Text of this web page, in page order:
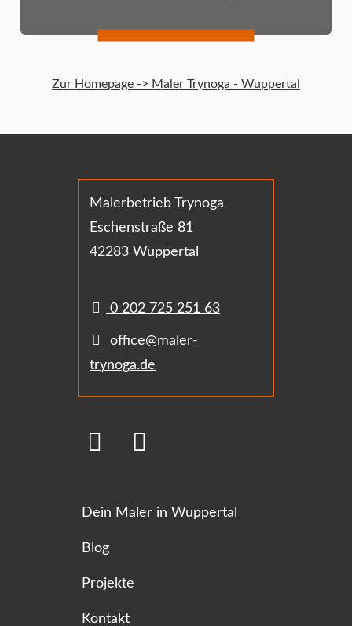
Zur Homepage -> Maler Trynoga - Wuppertal
Malerbetrieb Trynoga
Eschenstraße 81
42283 Wuppertal
0 202 725 251 63
office@maler-
trynoga.de
Dein Maler in Wuppertal
Blog
Projekte
Kontakt